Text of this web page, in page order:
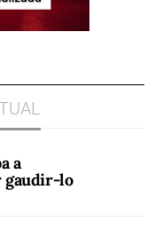
a
gaudir-lo